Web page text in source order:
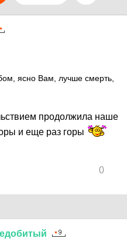
ясно Вам, лучше смерть,
продолжила наше
и еще раз горы
0